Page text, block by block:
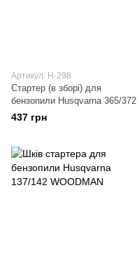
Артикул: H-298
Стартер (в зборі) для
бензопили Husqvarna 365/372
WOODMAN
437 грн